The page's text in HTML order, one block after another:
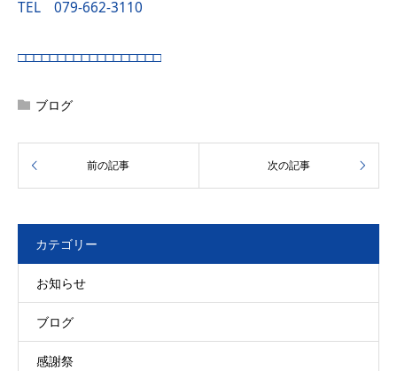
TEL 079-662-3110
□□□□□□□□□□□□□□□□□□
ブログ
カテゴリー
お知らせ
ブログ
感謝祭